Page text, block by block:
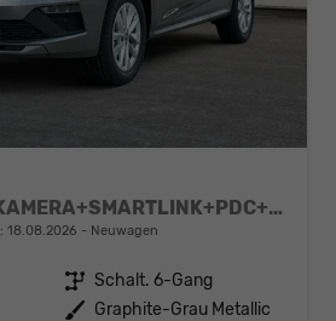
Selection SHZ+KAMERA+SMARTLINK+PDC+LED+16" ALU
18.08.2026 Neuwagen
Getriebe Schalt. 6-Gang
Außenfarbe Graphite-Grau Metallic